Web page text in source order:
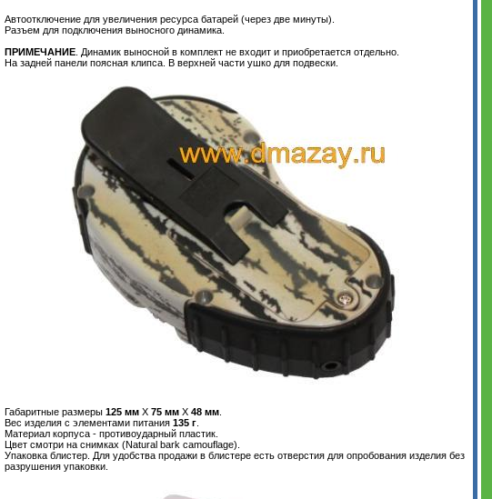
Автоотключение для увеличения ресурса батарей (через две минуты).
Разъем для подключения выносного динамика.
ПРИМЕЧАНИЕ. Динамик выносной в комплект не входит и приобретается отдельно.
На задней панели поясная клипса. В верхней части ушко для подвески.
Габаритные размеры 125 ммХ 75 ммХ 48 мм.
Вес изделия с элементами питания 135 г.
Материал корпуса - противоударный пластик.
Цвет смотри на снимках (Natural bark camouflage).
Упаковка блистер. Для удобства продажи в блистере есть отверстия для опробования изделия без
разрушения упаковки.